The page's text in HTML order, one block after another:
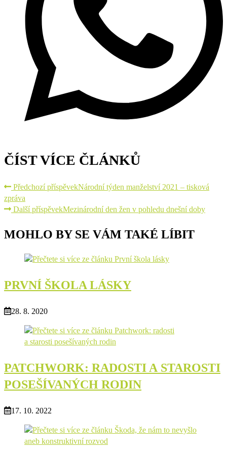
ČÍST VÍCE ČLÁNKŮ
Předchozí příspěvekNárodní týden manželství 2021 – tisková
zpráva
Další příspěvekMezinárodní den žen v pohledu dnešní doby
MOHLO BY SE VÁM TAKÉ LÍBIT
PRVNÍ ŠKOLA LÁSKY
28. 8. 2020
PATCHWORK: RADOSTI A STAROSTI
POSEŠÍVANÝCH RODIN
17. 10. 2022